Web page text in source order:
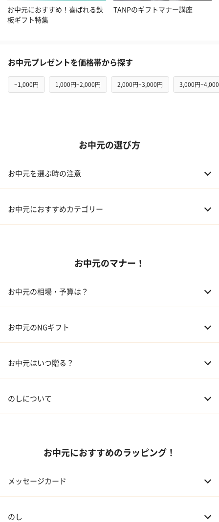
お中元におすすめ！喜ばれる鉄
板ギフト特集
TANPのギフトマナー講座
お中元プレゼントを価格帯から探す
~1,000円 1,000円~2,000円 2,000円~3,000円 3,000円
お中元の選び方
お中元を選ぶ時の注意
お中元におすすめカテゴリー
03 ギフトカタログ
お中元のマナー！
お中元の相場・予算は？
02 兄弟、姉妹 3,000～5,000円
04 会社の上司 5,000円程度
お中元のNGギフト
お中元はいつ贈る？
のしについて
お中元におすすめのラッピング！
メッセージカード
のし